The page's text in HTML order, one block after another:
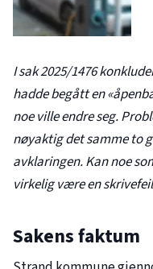
I sak2025/1476
hadde begått en
noe ville endre seg.
nøyaktig det samme to
avklaringen. Kan noe
virkelig være en
Sakens faktum